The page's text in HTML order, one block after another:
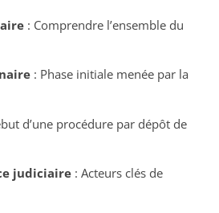
: Comprendre l’ensemble du
: Phase initiale menée par la
d’une procédure par dépôt de
judiciaire: Acteurs clés de